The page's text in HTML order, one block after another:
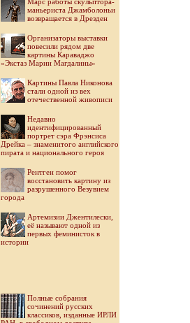
маньериста Джамболоньи
возвращается в Дрезден
Организаторы выставки
повесили рядом две
картины Караваджо
«Экстаз Марии Магдалины»
Картины Павла Никонова
стали одной из вех
отечественной живописи
Недавно
идентифицированный
портрет сэра Фрэнсиса
Дрейка – знаменитого английского
пирата и национального героя
Рентген помог
восстановить картину из
разрушенного Везувием
города
Артемизии Джентилески,
её называют одной из
первых феминисток в
истории
Полные собрания
сочинений русских
классиков, изданные ИРЛИ